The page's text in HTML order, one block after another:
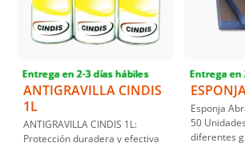
Entrega en 2-3 días hábiles
ANTIGRAVILLA CINDIS
1L
ANTIGRAVILLA CINDIS 1L:
Protección duradera y efectiva
Entrega en
Esponja
50
diferentes